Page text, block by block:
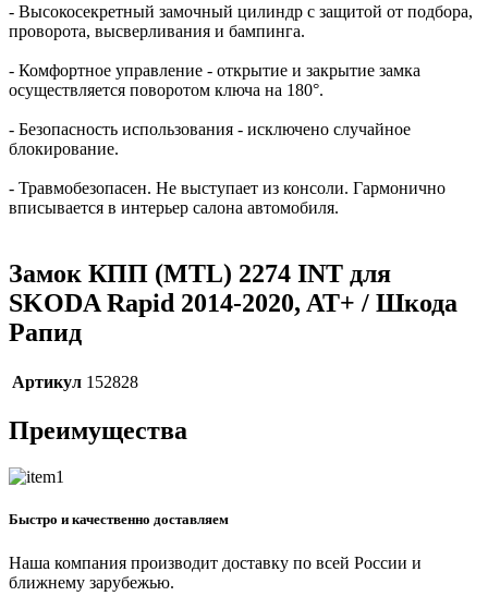
- Высокосекретный замочный цилиндр с защитой от подбора,
проворота, высверливания и бампинга.
- Комфортное управление - открытие и закрытие замка
осуществляется поворотом ключа на 180°.
- Безопасность использования - исключено случайное
блокирование.
- Травмобезопасен. Не выступает из консоли. Гармонично
вписывается в интерьер салона автомобиля.
Замок КПП (MTL) 2274 INT для
SKODA Rapid 2014-2020, AT+ / Шкода
Рапид
Артикул 152828
Преимущества
Быстро и качественно доставляем
Наша компания производит доставку по всей России и
ближнему зарубежью.